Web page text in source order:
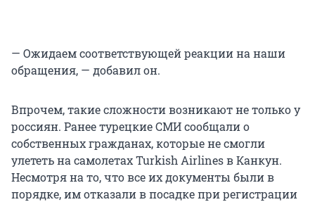
— Ожидаем соответствующей реакции на наши
обращения, — добавил он.
Впрочем, такие сложности возникают не только у
россиян. Ранее турецкие СМИ сообщали о
собственных гражданах, которые не смогли
улететь на самолетах Turkish Airlines в Канкун.
Несмотря на то, что все их документы были в
порядке, им отказали в посадке при регистрации